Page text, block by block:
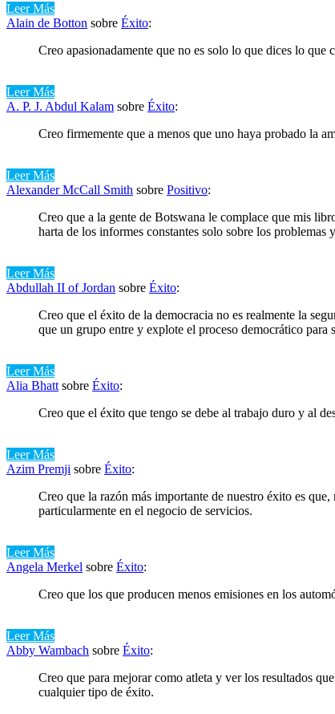
Leer Más
Alain de Botton sobre Éxito:
Creo apasionadamente que no es solo lo que dices lo
Leer Más
A. P. J. Abdul Kalam sobre Éxito:
Creo firmemente que a menos que uno haya probado la
Leer Más
Alexander McCall Smith sobre Positivo:
Creo que a la gente de Botswana le complace que mis
harta de los informes constantes solo sobre los
Leer Más
Abdullah II of Jordan sobre Éxito:
Creo que el éxito de la democracia no es realmente la
que un grupo entre y explote el proceso democrático para
Leer Más
Alia Bhatt sobre Éxito:
Creo que el éxito que tengo se debe al trabajo duro y al
Leer Más
Azim Premji sobre Éxito:
Creo que la razón más importante de nuestro éxito es
particularmente en el negocio de servicios.
Leer Más
Angela Merkel sobre Éxito:
Creo que los que producen menos emisiones en los
Leer Más
Abby Wambach sobre Éxito:
Creo que para mejorar como atleta y ver los resultados
cualquier tipo de éxito.